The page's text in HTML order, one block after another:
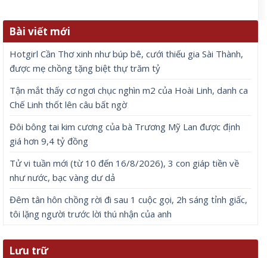
Bài viết mới
Hotgirl Cần Thơ xinh như búp bê, cưới thiếu gia Sài Thành,
được mẹ chồng tặng biệt thự trăm tỷ
Tận mắt thấy cơ ngơi chục nghìn m2 của Hoài Linh, danh ca
Chế Linh thốt lên câu bất ngờ
Đôi bông tai kim cương của bà Trương Mỹ Lan được định
giá hơn 9,4 tỷ đồng
Tử vi tuần mới (từ 10 đến 16/8/2026), 3 con giáp tiền về
như nước, bạc vàng dư dả
Đêm tân hôn chồng rời đi sau 1 cuộc gọi, 2h sáng tỉnh giấc,
tôi lặng người trước lời thú nhận của anh
Lưu trữ